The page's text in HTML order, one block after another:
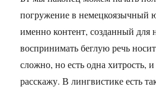
погружение в
именно контент, созданный для
воспринимать беглую речь
сложно, но есть одна хитрость,
расскажу. В лингвистике есть